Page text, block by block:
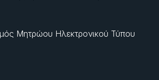
Μητρώου Ηλεκτρονικού Τύπου